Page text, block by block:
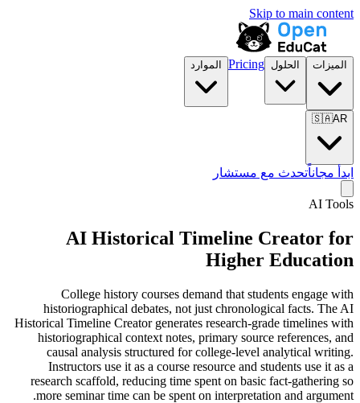
Skip to main content
الميزات الحلول Pricing الموارد
🇸🇦AR
ابدأ مجاناًتحدث مع مستشار
AI Tools
AI Historical Timeline Creator for
Higher Education
College history courses demand that students engage with
historiographical debates, not just chronological facts. The AI
Historical Timeline Creator generates research-grade timelines with
historiographical context notes, primary source references, and
causal analysis structured for college-level analytical writing.
Instructors use it as a course resource and students use it as a
research scaffold, reducing time spent on basic fact-gathering so
more seminar time can be spent on interpretation and argument.